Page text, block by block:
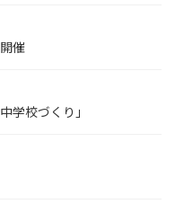
催
学校づくり」